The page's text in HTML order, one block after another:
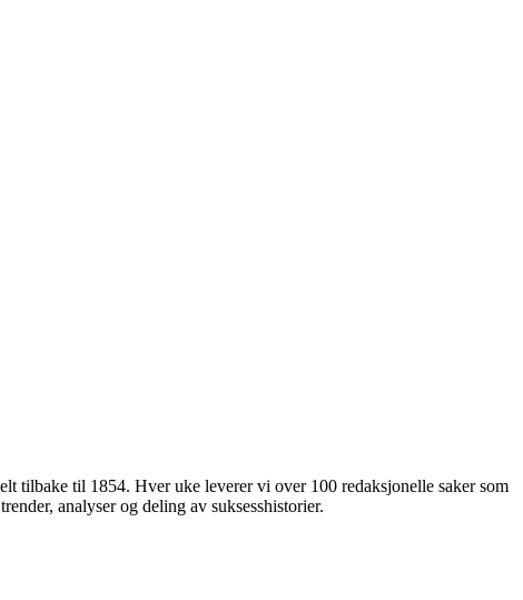
tilbake til 1854. Hver uke leverer vi over 100 redaksjonelle saker som
analyser og deling av suksesshistorier.